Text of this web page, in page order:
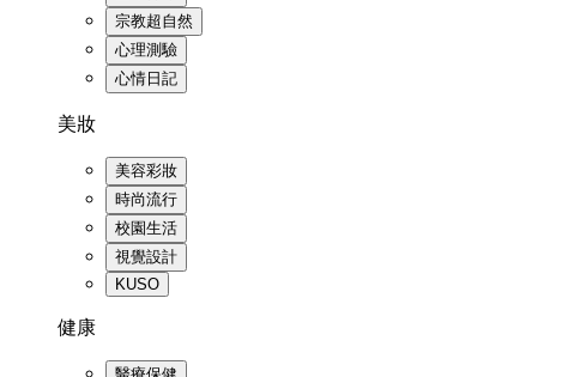
宗教超自然
心理測驗
心情日記
美妝
美容彩妝
時尚流行
校園生活
視覺設計
KUSO
健康